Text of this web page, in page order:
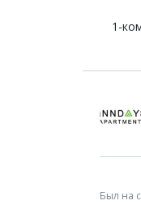
1-
Был на